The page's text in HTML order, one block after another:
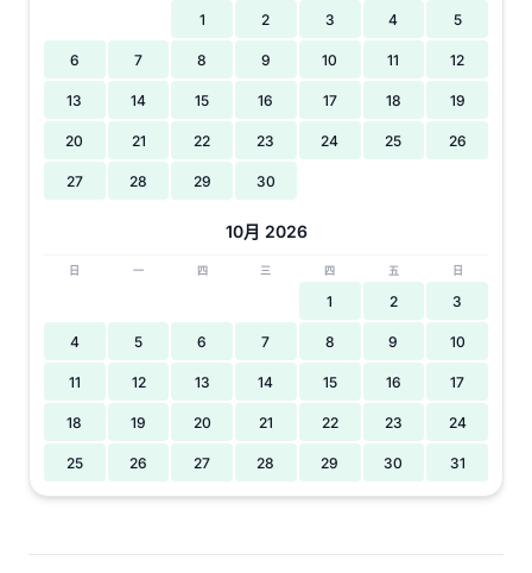
1 2 3 4 5
6 7 8 9 10 11 12
13 14 15 16 17 18 19
20 21 22 23 24 25 26
27 28 29 30
10月 2026
日 一 四 三 四 五 日
1 2 3
4 5 6 7 8 9 10
11 12 13 14 15 16 17
18 19 20 21 22 23 24
25 26 27 28 29 30 31